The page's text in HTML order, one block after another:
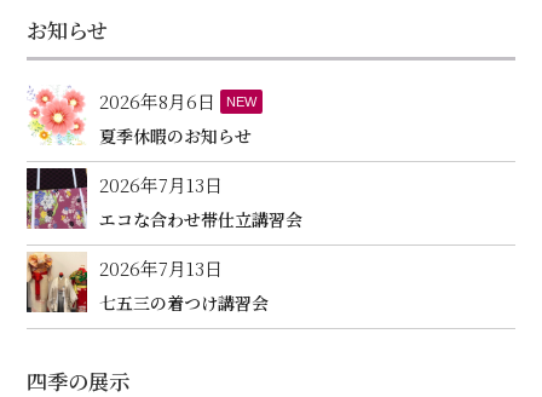
お知らせ
2026年8月6日 NEW
夏季休暇のお知らせ
2026年7月13日
エコな合わせ帯仕立講習会
2026年7月13日
七五三の着つけ講習会
四季の展示